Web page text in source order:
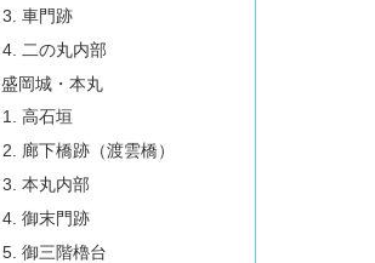
車門跡
二の丸内部
盛岡城・本丸
高石垣
廊下橋跡（渡雲橋）
本丸内部
御末門跡
御三階櫓台